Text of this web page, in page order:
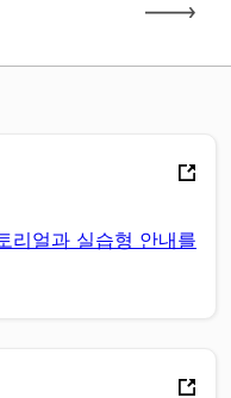
리얼과 실습형 안내를